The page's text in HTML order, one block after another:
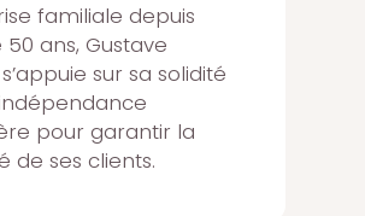
familiale depuis
50 ans, Gustave
sur sa solidité
pour garantir la
de ses clients.